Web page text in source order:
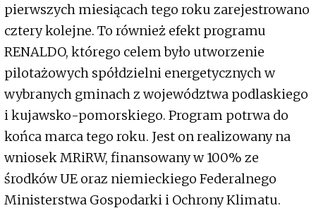
pierwszych miesiącach tego roku zarejestrowano
cztery kolejne. To również efekt programu
RENALDO, którego celem było utworzenie
pilotażowych spółdzielni energetycznych w
wybranych gminach z województwa podlaskiego
i kujawsko-pomorskiego. Program potrwa do
końca marca tego roku. Jest on realizowany na
wniosek MRiRW, finansowany w 100% ze
środków UE oraz niemieckiego Federalnego
Ministerstwa Gospodarki i Ochrony Klimatu.